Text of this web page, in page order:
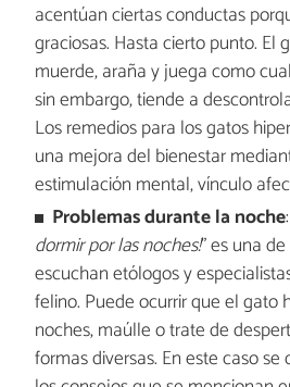
acentúan ciertas conductas
graciosas. Hasta cierto punto. El
muerde, araña y juega como
sin embargo, tiende a
Los remedios para los gatos
una mejora del bienestar
estimulación mental, vínculo
Problemas durante la noche
dormir por las noches!" es una
escuchan etólogos y
felino. Puede ocurrir que el gato
noches, maúlle o trate de
formas diversas. En este caso